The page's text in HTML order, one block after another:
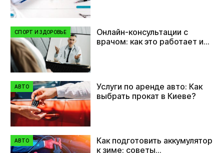
СПОРТ И ЗДОРОВЬЕ
Онлайн-консультации с
врачом: как это работает и
АВТО
Услуги по аренде авто: Как
выбрать прокат в Киеве?
АВТО
Как подготовить аккумулятор
к зиме: советы